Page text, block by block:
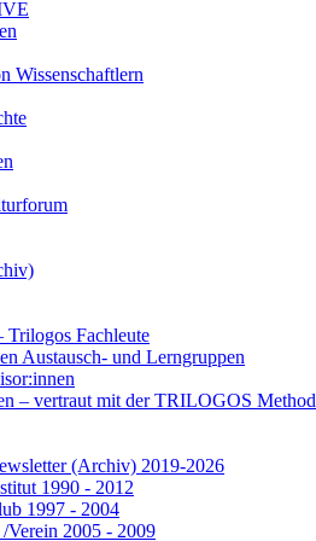
Wissenschaftlern
Trilogos Fachleute
Austausch- und Lerngruppen
– vertraut mit der TRILOGOS
(Archiv) 2019-2026
1990 - 2012
1997 - 2004
2005 - 2009